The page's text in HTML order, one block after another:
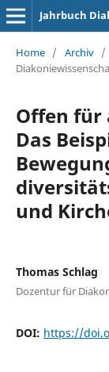
Jahrbuch
Home / Archiv /
Offen für
Das
und
Thomas Schlag
Dozentur für
DOI: https://